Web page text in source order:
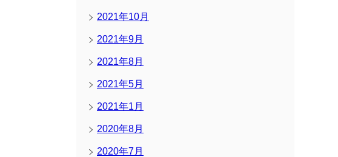
2021年10月
2021年9月
2021年8月
2021年5月
2021年1月
2020年8月
2020年7月